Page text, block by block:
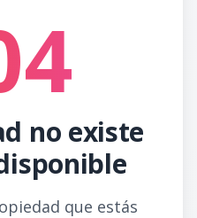
no existe
que estás